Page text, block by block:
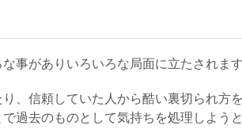
事がありいろいろな局面に立たされます
、信頼していた人から酷い裏切られ方
過去のものとして気持ちを処理しよう